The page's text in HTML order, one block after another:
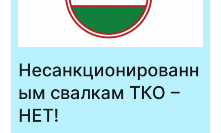
Несанкционированн
ым свалкам ТКО –
НЕТ!